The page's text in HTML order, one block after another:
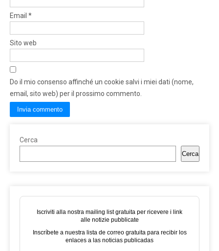
Email *
Sito web
Do il mio consenso affinché un cookie salvi i miei dati (nome,
email, sito web) per il prossimo commento.
Cerca
Cerca
Iscriviti alla nostra mailing list gratuita per ricevere i link
alle notizie pubblicate
Inscríbete a nuestra lista de correo gratuita para recibir los
enlaces a las noticias publicadas